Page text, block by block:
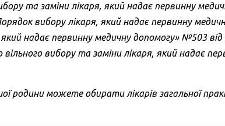
та заміни лікаря, який надає первинну
вибору лікаря, який надає первинну
надає первинну медичну допомогу» №503
вибору та заміни лікаря, який надає
родини можете обирати лікарів загальної